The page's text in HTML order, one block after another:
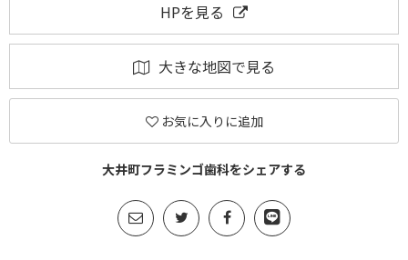
HPを見る
大きな地図で見る
お気に入りに追加
大井町フラミンゴ歯科をシェアする